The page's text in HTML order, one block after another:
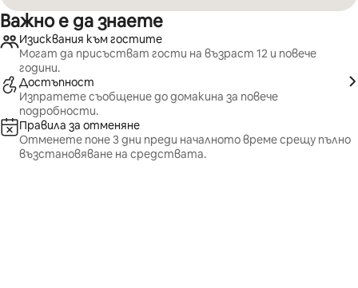
Важно е да знаете
Изисквания към гостите
Могат да присъстват гости на възраст 12 и повече
години.
Достъпност
Изпратете съобщение до домакина за повече
подробности.
Правила за отменяне
Отменете поне 3 дни преди началното време срещу пълно
възстановяване на средствата.